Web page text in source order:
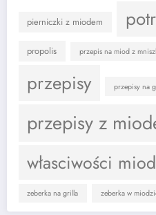
pierniczki z miodem
propolis przepis na miod z
przepisy przepisy na
przepisy z
własciwości
zeberka na grilla zeberka w